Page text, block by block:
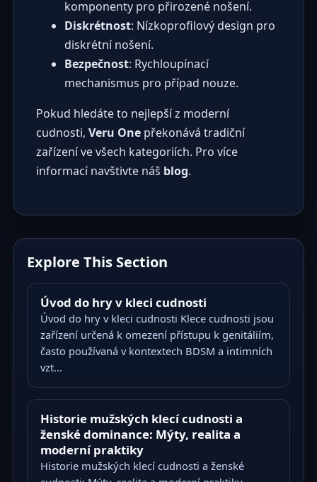
komponenty pro přirozené nošení.
Diskrétnost: Nízkoprofilový design pro
diskrétní nošení.
Bezpečnost: Rychloupínací
mechanismus pro případ nouze.
Pokud hledáte to nejlepší z moderní
cudnosti, Veru Onepřekonává tradiční
zařízení ve všech kategoriích. Pro více
informací navštivte náš blog.
Explore This Section
Úvod do hry v kleci cudnosti
Úvod do hry v kleci cudnosti Klece cudnosti jsou
zařízení určená k omezení přístupu k genitáliím,
často používaná v kontextech BDSM a intimních
vzt...
Historie mužských klecí cudnosti a
ženské dominance: Mýty, realita a
moderní praktiky
Historie mužských klecí cudnosti a ženské